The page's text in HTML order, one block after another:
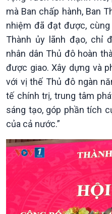
Tin Đời sống & Xã hội
360 độ Sức khỏe
Chuyển đổi Xanh
Tài nguyên và Môi trường
Chuyên gia của bạn
Xã hội chuyển động
mà Ban chấp hành, Ban
nhiệm đã đạt được,
Thành ủy lãnh đạo, chỉ
nhân dân Thủ đô hoàn
được giao. Xây dựng và
với vị thế Thủ đô ngàn
tế chính trị, trung tâm
sáng tạo, góp phần tích
của cả nước.”